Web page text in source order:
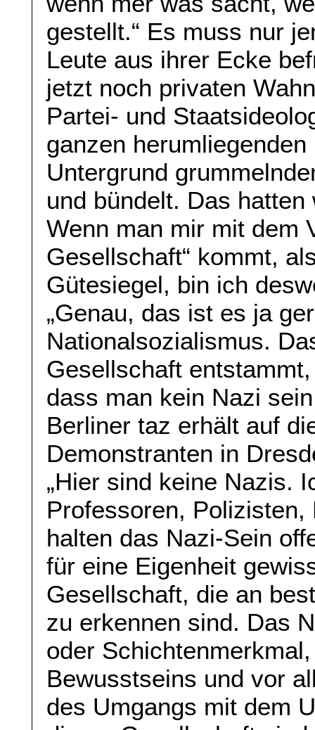
gestellt.“ Es muss nur
Leute aus ihrer Ecke
jetzt noch privaten
Partei- und
ganzen
Untergrund
und bündelt. Das
Wenn man mir mit dem
Gesellschaft“ kommt,
Gütesiegel, bin ich
„Genau, das ist es ja
Nationalsozialismus.
Gesellschaft
dass man kein Nazi
Berliner taz erhält auf
Demonstranten in
„Hier sind keine Nazis.
Professoren, Polizisten,
halten das Nazi-Sein
für eine Eigenheit
Gesellschaft, die an
zu erkennen sind. Das
oder
Bewusstseins und vor
des Umgangs mit dem